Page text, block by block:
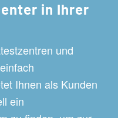
in Ihrer
und
Ihnen als Kunden
ein